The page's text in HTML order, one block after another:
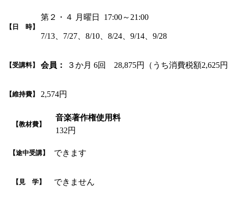
【日 時】
第２・４ 月曜日 17:00～21:00
7/13、7/27、8/10、8/24、9/14、9/28
【受講料】 会員： ３か月 6回 28,875円（うち消費税額2,625
【維持費】 2,574円
【教材費】
音楽著作権使用料
132円
【途中受講】 できます
【見 学】 できません